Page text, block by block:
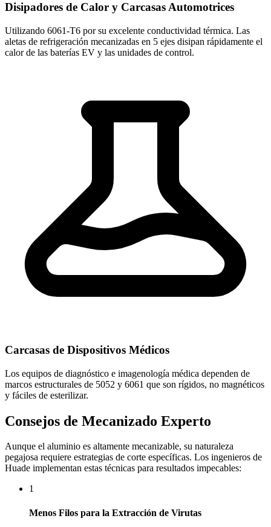
Disipadores de Calor y Carcasas Automotrices
Utilizando 6061-T6 por su excelente conductividad térmica. Las
aletas de refrigeración mecanizadas en 5 ejes disipan rápidamente el
calor de las baterías EV y las unidades de control.
Carcasas de Dispositivos Médicos
Los equipos de diagnóstico e imagenología médica dependen de
marcos estructurales de 5052 y 6061 que son rígidos, no magnéticos
y fáciles de esterilizar.
Consejos de Mecanizado Experto
Aunque el aluminio es altamente mecanizable, su naturaleza
pegajosa requiere estrategias de corte específicas. Los ingenieros de
Huade implementan estas técnicas para resultados impecables:
1
Menos Filos para la Extracción de Virutas